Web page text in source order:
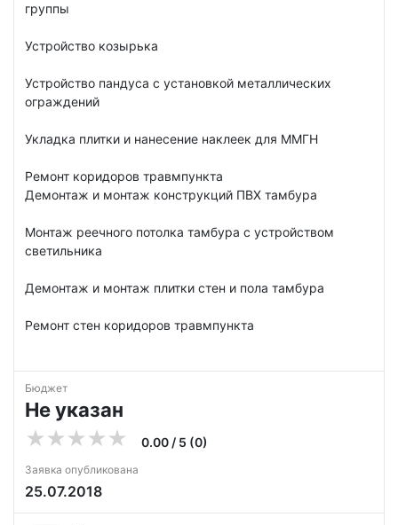
группы
Устройство козырька
Устройство пандуса с установкой металлических
ограждений
Укладка плитки и нанесение наклеек для ММГН
Ремонт коридоров травмпункта
Демонтаж и монтаж конструкций ПВХ тамбура
Монтаж реечного потолка тамбура с устройством
светильника
Демонтаж и монтаж плитки стен и пола тамбура
Ремонт стен коридоров травмпункта
Бюджет
Не указан
0.00 / 5 (0)
Заявка опубликована
25.07.2018